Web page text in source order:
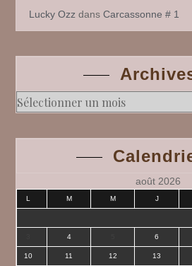
Lucky Ozz dansCarcassonne # 1
Archives
août 2026
L M M J
4 6
10 11 12 13